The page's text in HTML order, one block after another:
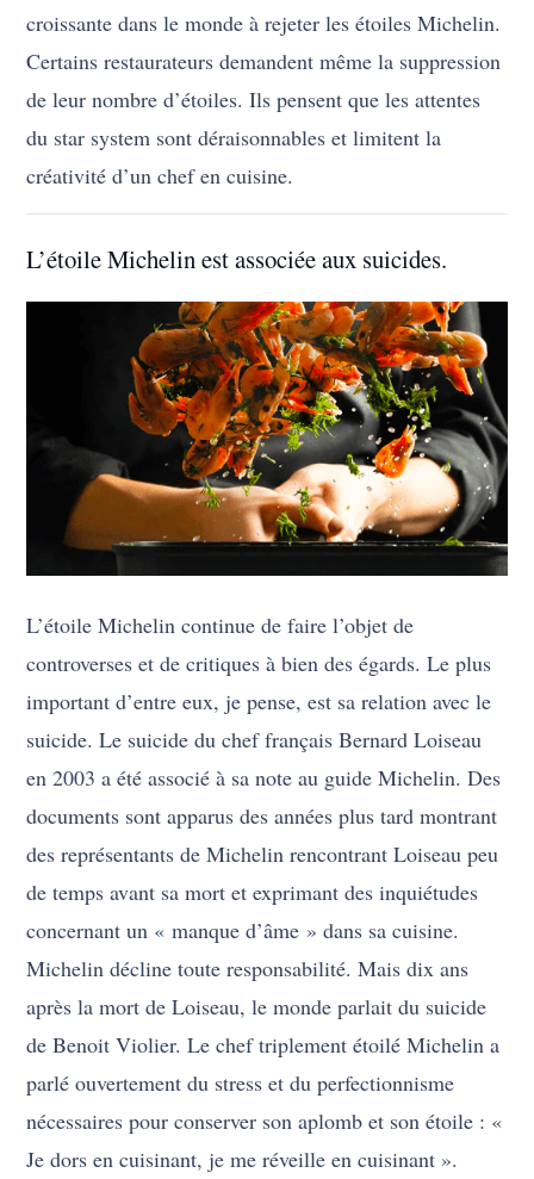
croissante dans le monde à rejeter les étoiles Michelin.
Certains restaurateurs demandent même la suppression
de leur nombre d’étoiles. Ils pensent que les attentes
du star system sont déraisonnables et limitent la
créativité d’un chef en cuisine.
L’étoile Michelin est associée aux suicides.
L’étoile Michelin continue de faire l’objet de
controverses et de critiques à bien des égards. Le plus
important d’entre eux, je pense, est sa relation avec le
suicide. Le suicide du chef français Bernard Loiseau
en 2003 a été associé à sa note au guide Michelin. Des
documents sont apparus des années plus tard montrant
des représentants de Michelin rencontrant Loiseau peu
de temps avant sa mort et exprimant des inquiétudes
concernant un « manque d’âme » dans sa cuisine.
Michelin décline toute responsabilité. Mais dix ans
après la mort de Loiseau, le monde parlait du suicide
de Benoit Violier. Le chef triplement étoilé Michelin a
parlé ouvertement du stress et du perfectionnisme
nécessaires pour conserver son aplomb et son étoile : «
Je dors en cuisinant, je me réveille en cuisinant ».